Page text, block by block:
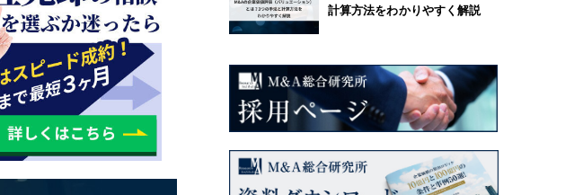
計算方法をわかりやすく解説